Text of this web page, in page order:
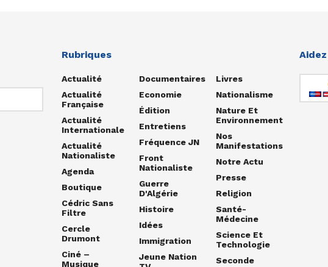
Rubriques
Actualité
Actualité
Française
Actualité
Internationale
Actualité
Nationaliste
Agenda
Boutique
Cédric Sans
Filtre
Cercle
Drumont
Ciné –
Musique
Documentaires
Economie
Édition
Entretiens
Fréquence JN
Front
Nationaliste
Guerre
D'Algérie
Histoire
Idées
Immigration
Jeune Nation
Livres
Nationalisme
Nature Et
Environnement
Nos
Manifestations
Notre Actu
Presse
Religion
Santé-
Médecine
Science Et
Technologie
Seconde